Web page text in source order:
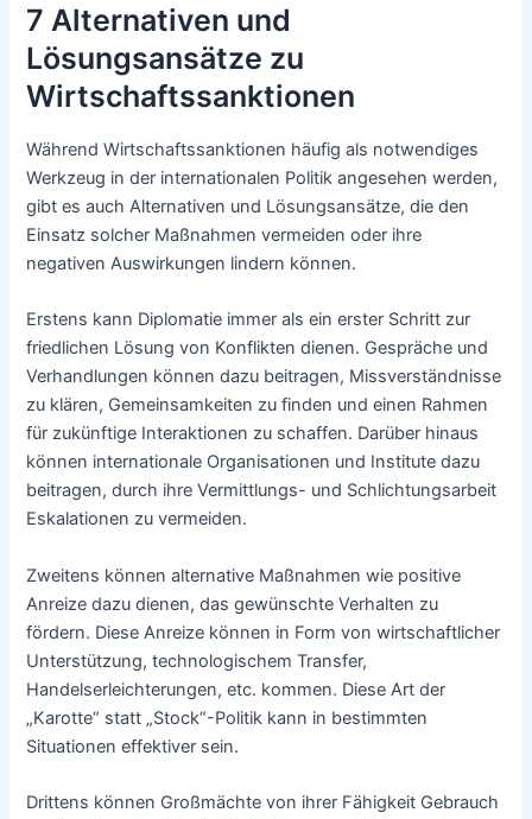
7 Alternativen und
Lösungsansätze zu
Wirtschaftssanktionen
Während Wirtschaftssanktionen häufig als notwendiges
Werkzeug in der internationalen Politik angesehen werden,
gibt es auch Alternativen und Lösungsansätze, die den
Einsatz solcher Maßnahmen vermeiden oder ihre
negativen Auswirkungen lindern können.
Erstens kann Diplomatie immer als ein erster Schritt zur
friedlichen Lösung von Konflikten dienen. Gespräche und
Verhandlungen können dazu beitragen, Missverständnisse
zu klären, Gemeinsamkeiten zu finden und einen Rahmen
für zukünftige Interaktionen zu schaffen. Darüber hinaus
können internationale Organisationen und Institute dazu
beitragen, durch ihre Vermittlungs- und Schlichtungsarbeit
Eskalationen zu vermeiden.
Zweitens können alternative Maßnahmen wie positive
Anreize dazu dienen, das gewünschte Verhalten zu
fördern. Diese Anreize können in Form von wirtschaftlicher
Unterstützung, technologischem Transfer,
Handelserleichterungen, etc. kommen. Diese Art der
„Karotte“ statt „Stock“-Politik kann in bestimmten
Situationen effektiver sein.
Drittens können Großmächte von ihrer Fähigkeit Gebrauch